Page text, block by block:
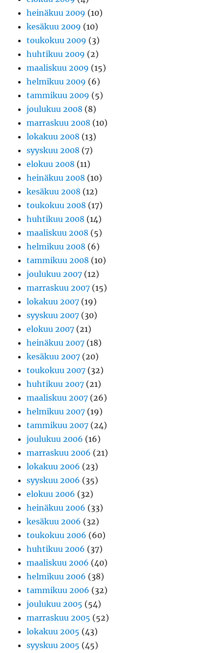
heinäkuu 2009 (10)
kesäkuu 2009 (10)
toukokuu 2009 (3)
huhtikuu 2009 (2)
maaliskuu 2009 (15)
helmikuu 2009 (6)
tammikuu 2009 (5)
joulukuu 2008 (8)
marraskuu 2008 (10)
lokakuu 2008 (13)
syyskuu 2008 (7)
elokuu 2008 (11)
heinäkuu 2008 (10)
kesäkuu 2008 (12)
toukokuu 2008 (17)
huhtikuu 2008 (14)
maaliskuu 2008 (5)
helmikuu 2008 (6)
tammikuu 2008 (10)
joulukuu 2007 (12)
marraskuu 2007 (15)
lokakuu 2007 (19)
syyskuu 2007 (30)
elokuu 2007 (21)
heinäkuu 2007 (18)
kesäkuu 2007 (20)
toukokuu 2007 (32)
huhtikuu 2007 (21)
maaliskuu 2007 (26)
helmikuu 2007 (19)
tammikuu 2007 (24)
joulukuu 2006 (16)
marraskuu 2006 (21)
lokakuu 2006 (23)
syyskuu 2006 (35)
elokuu 2006 (32)
heinäkuu 2006 (33)
kesäkuu 2006 (32)
toukokuu 2006 (60)
huhtikuu 2006 (37)
maaliskuu 2006 (40)
helmikuu 2006 (38)
tammikuu 2006 (32)
joulukuu 2005 (54)
marraskuu 2005 (52)
lokakuu 2005 (43)
syyskuu 2005 (45)